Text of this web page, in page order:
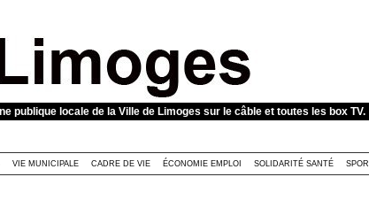
publique locale de la Ville de Limoges sur le câble et toutes les box TV.
VIE MUNICIPALE CADRE DE VIE ÉCONOMIE EMPLOI SOLIDARITÉ SANTÉ